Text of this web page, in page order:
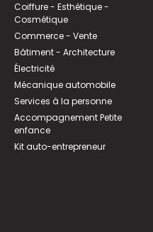
Coiffure - Esthétique -
Cosmétique
Commerce - Vente
Bâtiment - Architecture
Électricité
Mécanique automobile
Services à la personne
Accompagnement Petite
enfance
Kit auto-entrepreneur